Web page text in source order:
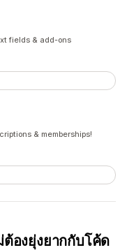
fields & add-ons
& memberships!
องยุ่งยากกับโค้ด